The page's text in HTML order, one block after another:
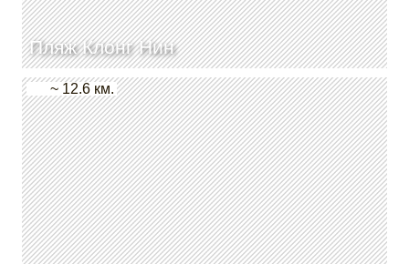
Пляж Клонг Нин
~ 12.6 км.